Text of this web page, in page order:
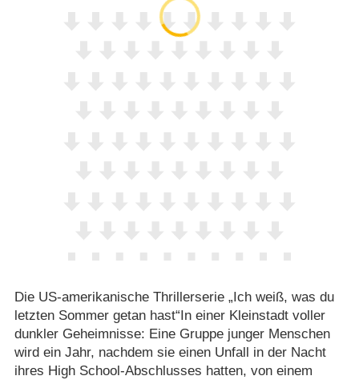
Die US-amerikanische Thrillerserie „Ich weiß, was du
letzten Sommer getan hast“In einer Kleinstadt voller
dunkler Geheimnisse: Eine Gruppe junger Menschen
wird ein Jahr, nachdem sie einen Unfall in der Nacht
ihres High School-Abschlusses hatten, von einem